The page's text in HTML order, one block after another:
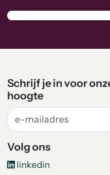
Schrijf je in voor
hoogte
Volg ons
linkedin